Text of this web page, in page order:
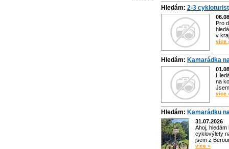
Hledám: 2-3
Pro
v
více
Hledám: Kamarádka
na
více
Hledám: Kamarádku
31.07.2026
Ahoj,
cyklovýlety
jsem z
více »